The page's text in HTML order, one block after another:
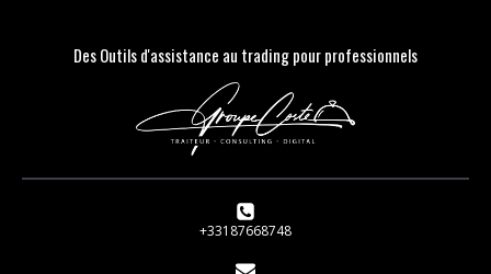
Des Outils d'assistance au trading pour professionnels
+33187668748